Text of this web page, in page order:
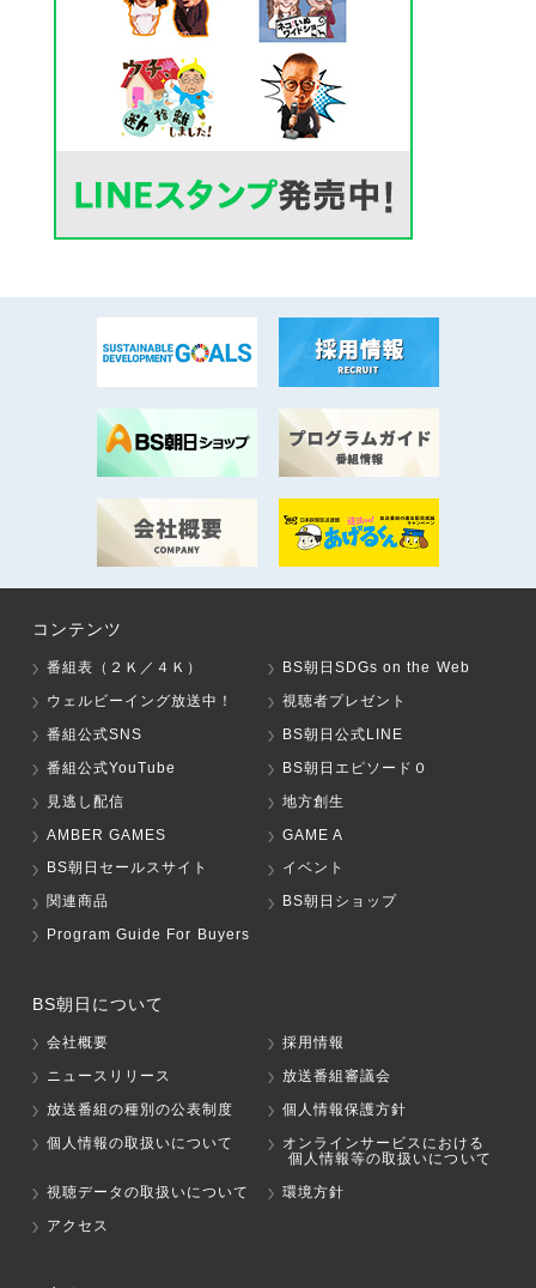
コンテンツ
番組表（２Ｋ／４Ｋ）
BS朝日SDGs on the Web
ウェルビーイング放送中！
視聴者プレゼント
番組公式SNS
BS朝日公式LINE
番組公式YouTube
BS朝日エピソード０
見逃し配信
地方創生
AMBER GAMES
GAME A
BS朝日セールスサイト
イベント
関連商品
BS朝日ショップ
Program Guide For Buyers
BS朝日について
会社概要
採用情報
ニュースリリース
放送番組審議会
放送番組の種別の公表制度
個人情報保護方針
個人情報の取扱いについて
オンラインサービスにおける
個人情報等の取扱いについて
視聴データの取扱いについて
環境方針
アクセス